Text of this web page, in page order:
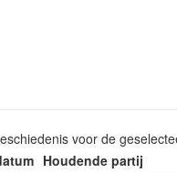
voor de
Houdende partij